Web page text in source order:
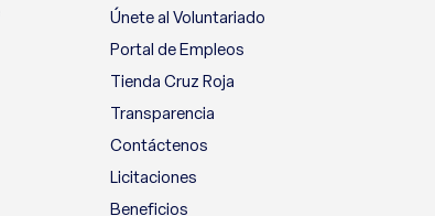
Únete al Voluntariado
Portal de Empleos
Tienda Cruz Roja
Transparencia
Contáctenos
Licitaciones
Beneficios